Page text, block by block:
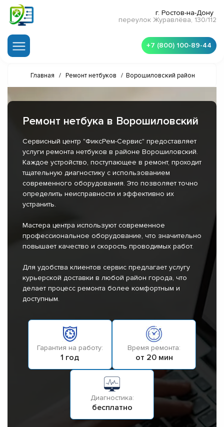
г. Ростов-на-Дону
переулок Журавлёва, 130/112
+7 (800) 100-89-44
Главная / Ремонт нетбуков / Ворошиловский район
Ремонт нетбука в Ворошиловский
Сервисный центр "ФиксРем-Сервис" предоставляет
услуги ремонта нетбуков в районе Ворошиловский.
Каждое устройство, поступающее в ремонт, проходит
тщательную диагностику с использованием
современного оборудования. Это позволяет точно
определить неисправности и эффективно их
устранить.
Мастера центра используют современное
профессиональное оборудование, что значительно
повышает качество и скорость проводимых работ.
Для удобства клиентов сервис предлагает услугу
курьерской доставки в любой район города, что
делает процесс ремонта более комфортным и
доступным.
Гарантия на работу:
1 год
Время ремонта:
от 20 мин
Диагностика:
бесплатно